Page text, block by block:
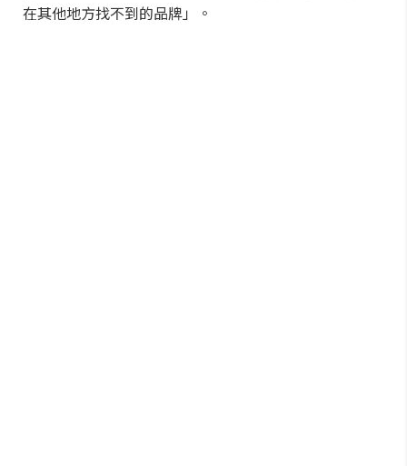
在其他地方找不到的品牌」。